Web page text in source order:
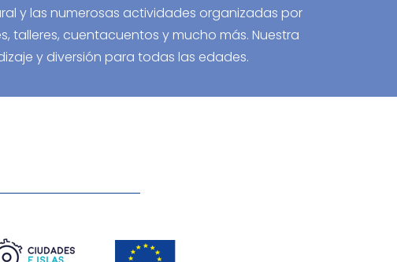
y las numerosas actividades organizadas por
talleres, cuentacuentos y mucho más. Nuestra
y diversión para todas las edades.